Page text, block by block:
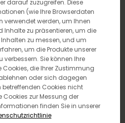
darauf zuzugreifen. Diese
(wie Ihre Browserdaten
verwendet werden, um Ihnen
Inhalte zu präsentieren, um die
zu messen, und um
um die Produkte unserer
verbessern. Sie können Ihre
Cookies, die Ihrer Zustimmung
oder sich dagegen
betreffenden Cookies nicht
zur Messung der
finden Sie in unserer